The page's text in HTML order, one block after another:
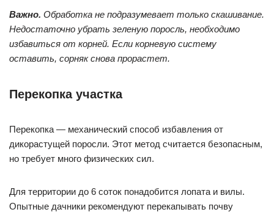
Важно. Обработка не подразумевает только скашивание.
Недостаточно убрать зеленую поросль, необходимо
избавиться от корней. Если корневую систему
оставить, сорняк снова прорастет.
Перекопка участка
Перекопка — механический способ избавления от
дикорастущей поросли. Этот метод считается безопасным,
но требует много физических сил.
Для территории до 6 соток понадобится лопата и вилы.
Опытные дачники рекомендуют перекапывать почву